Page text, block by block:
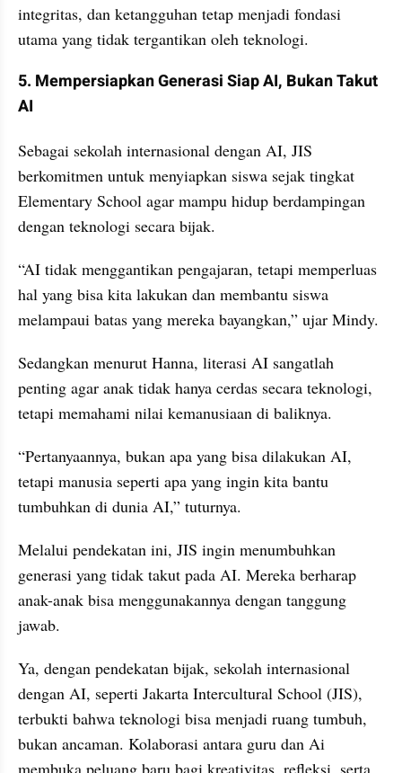
integritas, dan ketangguhan tetap menjadi fondasi
utama yang tidak tergantikan oleh teknologi.
5. Mempersiapkan Generasi Siap AI, Bukan Takut
AI
Sebagai sekolah internasional dengan AI, JIS
berkomitmen untuk menyiapkan siswa sejak tingkat
Elementary School agar mampu hidup berdampingan
dengan teknologi secara bijak.
“AI tidak menggantikan pengajaran, tetapi memperluas
hal yang bisa kita lakukan dan membantu siswa
melampaui batas yang mereka bayangkan,” ujar Mindy.
Sedangkan menurut Hanna, literasi AI sangatlah
penting agar anak tidak hanya cerdas secara teknologi,
tetapi memahami nilai kemanusiaan di baliknya.
“Pertanyaannya, bukan apa yang bisa dilakukan AI,
tetapi manusia seperti apa yang ingin kita bantu
tumbuhkan di dunia AI,” tuturnya.
Melalui pendekatan ini, JIS ingin menumbuhkan
generasi yang tidak takut pada AI. Mereka berharap
anak-anak bisa menggunakannya dengan tanggung
jawab.
Ya, dengan pendekatan bijak, sekolah internasional
dengan AI, seperti Jakarta Intercultural School (JIS),
terbukti bahwa teknologi bisa menjadi ruang tumbuh,
bukan ancaman. Kolaborasi antara guru dan Ai
membuka peluang baru bagi kreativitas, refleksi, serta